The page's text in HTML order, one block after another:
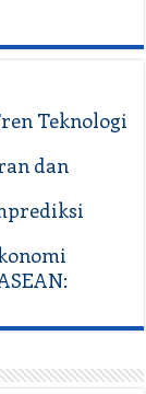
Teknologi
dan